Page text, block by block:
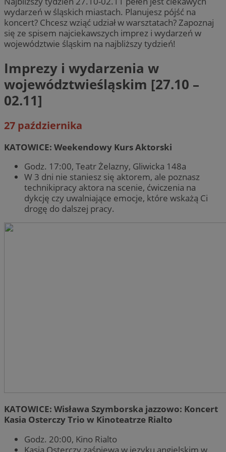
wydarzeń w śląskich miastach. Planujesz pójść na
koncert? Chcesz wziąć udział w warsztatach? Zapoznaj
się ze spisem najciekawszych imprez i wydarzeń w
województwie śląskim na najbliższy tydzień!
Imprezy i wydarzenia w
województwieśląskim [27.10 –
02.11]
27 października
KATOWICE: Weekendowy Kurs Aktorski
Godz. 17:00, Teatr Żelazny, Gliwicka 148a
W 3 dni nie staniesz się aktorem, ale poznasz
technikipracy aktora na scenie, ćwiczenia na
dykcję czy uwalniające emocje, które wskażą Ci
drogę do dalszej pracy.
KATOWICE: Wisława Szymborska jazzowo: Koncert
Kasia Osterczy Trio w Kinoteatrze Rialto
Godz. 20:00, Kino Rialto
Kasia Osterczy zaśpiewa w języku angielskim w